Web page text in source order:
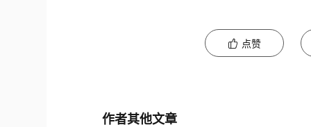
点赞
作者其他文章